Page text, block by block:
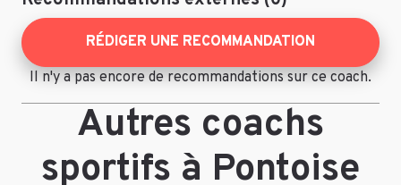
RÉDIGER UNE RECOMMANDATION
Il n'y a pas encore de recommandations sur ce coach.
Autres coachs
sportifs à Pontoise